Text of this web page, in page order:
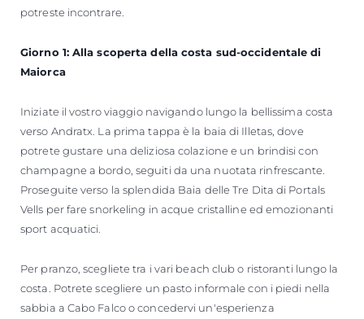
potreste incontrare.
Giorno 1: Alla scoperta della costa sud-occidentale di
Maiorca
Iniziate il vostro viaggio navigando lungo la bellissima costa
verso Andratx. La prima tappa è la baia di Illetas, dove
potrete gustare una deliziosa colazione e un brindisi con
champagne a bordo, seguiti da una nuotata rinfrescante.
Proseguite verso la splendida Baia delle Tre Dita di Portals
Vells per fare snorkeling in acque cristalline ed emozionanti
sport acquatici.
Per pranzo, scegliete tra i vari beach club o ristoranti lungo la
costa. Potrete scegliere un pasto informale con i piedi nella
sabbia a Cabo Falco o concedervi un'esperienza